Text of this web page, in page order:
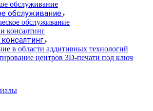
обслуживание
обслуживание
в области аддитивных технологий
центров 3D-печати под ключ